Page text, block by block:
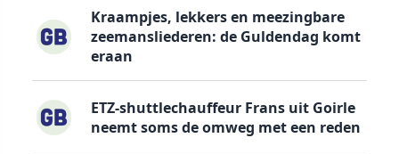
Kraampjes, lekkers en meezingbare
zeemansliederen: de Guldendag komt
eraan
ETZ-shuttlechauffeur Frans uit Goirle
neemt soms de omweg met een reden